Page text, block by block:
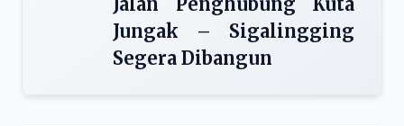
Jungak – Sigalingging
Segera Dibangun